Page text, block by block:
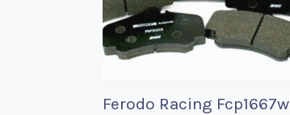
Ferodo Racing Fcp1667w